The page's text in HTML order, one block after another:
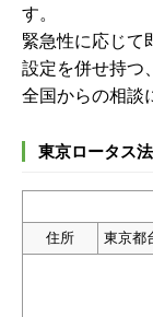
す。
緊急性に応じて
設定を併せ持つ
全国からの相談
東京ロータス
住所
東京都